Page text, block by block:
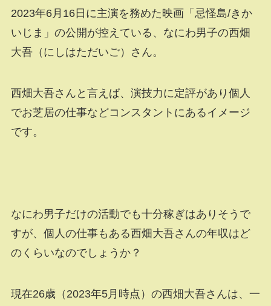
2023年6月16日に主演を務めた映画「忌怪島/きか
いじま」の公開が控えている、なにわ男子の西畑
大吾（にしはただいご）さん。
西畑大吾さんと言えば、演技力に定評があり個人
でお芝居の仕事などコンスタントにあるイメージ
です。
なにわ男子だけの活動でも十分稼ぎはありそうで
すが、個人の仕事もある西畑大吾さんの年収はど
のくらいなのでしょうか？
現在26歳（2023年5月時点）の西畑大吾さんは、一